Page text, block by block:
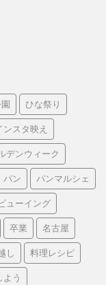
ひな祭り
ンスタ映え
デンウィーク
パン パンマルシェ
ューイング
卒業 名古屋
し 料理レシピ
う